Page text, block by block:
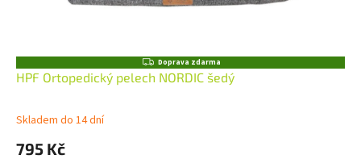
Z
D
A
Doprava zdarma
HPF Ortopedický pelech NORDIC šedý
Skladem do 14 dní
795 Kč